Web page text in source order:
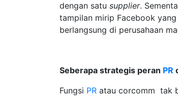
dengan satu supplier.
tampilan mirip Facebook
berlangsung di perusahaan
Seberapa strategis peran PR
Fungsi PR atau corcomm tak